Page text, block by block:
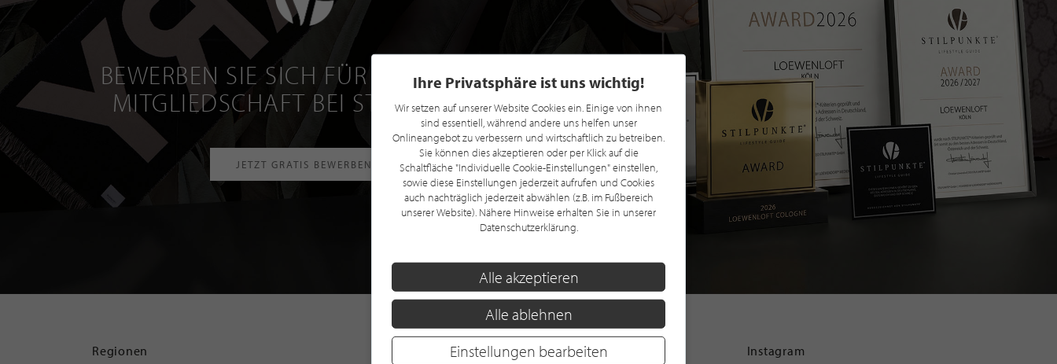
BEWERBEN SIE SICH FÜR EINE GRATIS
MITGLIEDSCHAFT BEI STILPUNKTE®
JETZT GRATIS BEWERBEN
Regionen Instagram
Ihre Privatsphäre ist uns wichtig!
Wir setzen auf unserer Website Cookies ein. Einige von ihnen
sind essentiell, während andere uns helfen unser
Onlineangebot zu verbessern und wirtschaftlich zu betreiben.
Sie können dies akzeptieren oder per Klick auf die
Schaltfläche "Individuelle Cookie-Einstellungen" einstellen,
sowie diese Einstellungen jederzeit aufrufen und Cookies
auch nachträglich jederzeit abwählen (z.B. im Fußbereich
unserer Website). Nähere Hinweise erhalten Sie in unserer
Datenschutzerklärung.
Alle akzeptieren
Alle ablehnen
Einstellungen bearbeiten